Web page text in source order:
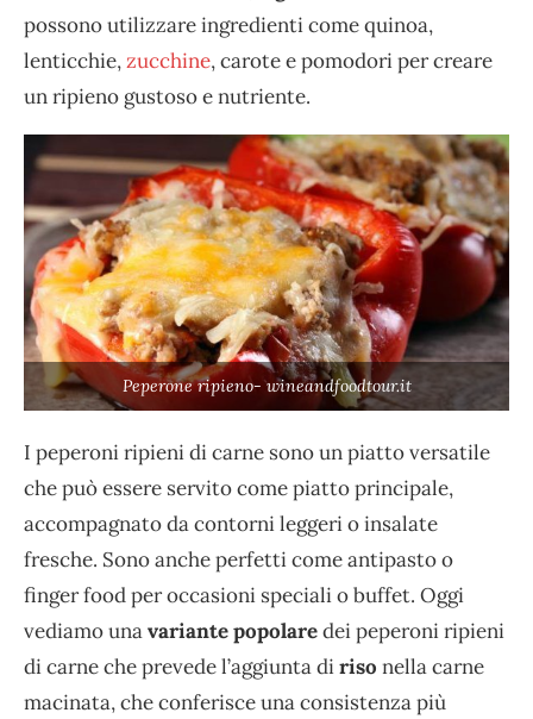
possono utilizzare ingredienti come quinoa,
lenticchie,zucchine, carote e pomodori per creare
un ripieno gustoso e nutriente.
Peperone ripieno- wineandfoodtour.it
I peperoni ripieni di carne sono un piatto versatile
che può essere servito come piatto principale,
accompagnato da contorni leggeri o insalate
fresche. Sono anche perfetti come antipasto o
finger food per occasioni speciali o buffet. Oggi
vediamo unavariante popolaredei peperoni ripieni
di carne che prevede l’aggiunta diriso nella carne
macinata, che conferisce una consistenza più